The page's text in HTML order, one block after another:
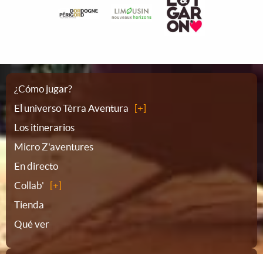
Plano
del
sitio
¿Cómo jugar?
El universo Tèrra Aventura
Los itinerarios
Micro Z'aventures
En directo
Collab'
Tienda
Qué ver